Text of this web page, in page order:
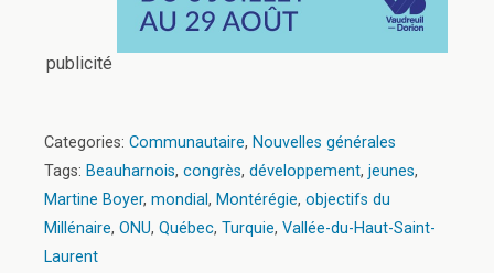
publicité
Categories: Communautaire, Nouvelles générales
Tags: Beauharnois, congrès, développement, jeunes,
Martine Boyer, mondial, Montérégie, objectifs du
Millénaire, ONU, Québec, Turquie, Vallée-du-Haut-Saint-
Laurent